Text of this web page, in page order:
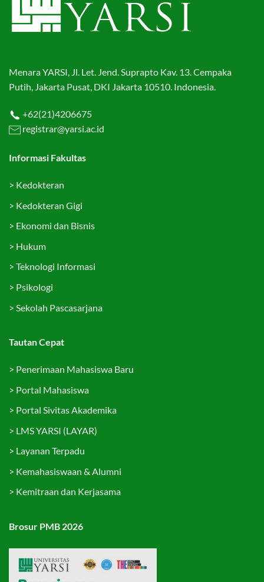
Menara YARSI, Jl. Let. Jend. Suprapto Kav. 13. Cempaka
Putih, Jakarta Pusat, DKI Jakarta 10510. Indonesia.
+62(21)4206675
registrar@yarsi.ac.id
Informasi Fakultas
> Kedokteran
> Kedokteran Gigi
> Ekonomi dan Bisnis
> Hukum
> Teknologi Informasi
> Psikologi
> Sekolah Pascasarjana
Tautan Cepat
> Penerimaan Mahasiswa Baru
> Portal Mahasiswa
> Portal Sivitas Akademika
> LMS YARSI (LAYAR)
> Layanan Terpadu
> Kemahasiswaan & Alumni
> Kemitraan dan Kerjasama
Brosur PMB 2026